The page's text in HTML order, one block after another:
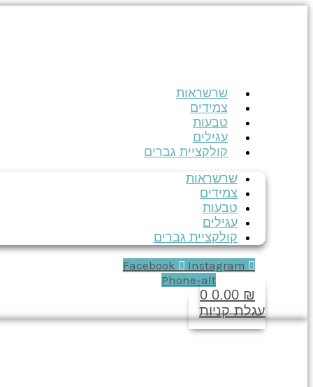
דילוג
שרשראות
צמידים
טבעות
עגילים
קולקציית גברים
שרשראות
צמידים
טבעות
עגילים
קולקציית גברים
Facebook
Instagram
Phone-alt
0.00 ₪
0
עגלת קניות